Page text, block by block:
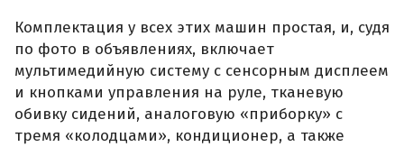
Комплектация у всех этих машин простая, и, судя
по фото в объявлениях, включает
мультимедийную систему с сенсорным дисплеем
и кнопками управления на руле, тканевую
обивку сидений, аналоговую «приборку» с
тремя «колодцами», кондиционер, а также